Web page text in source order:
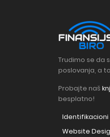
Trudimo se da
poslovanja, a
Probajte naš
besplatno!
Website